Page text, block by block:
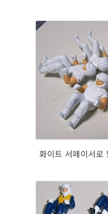
화이트 서페이서로